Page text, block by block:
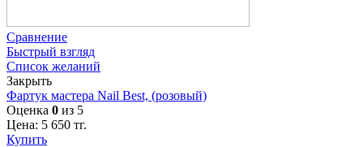
Сравнение
Быстрый взгляд
Список желаний
Закрыть
Фартук мастера Nail Best, (розовый)
Оценка 0 из 5
Цена: 5 650 тг.
Купить